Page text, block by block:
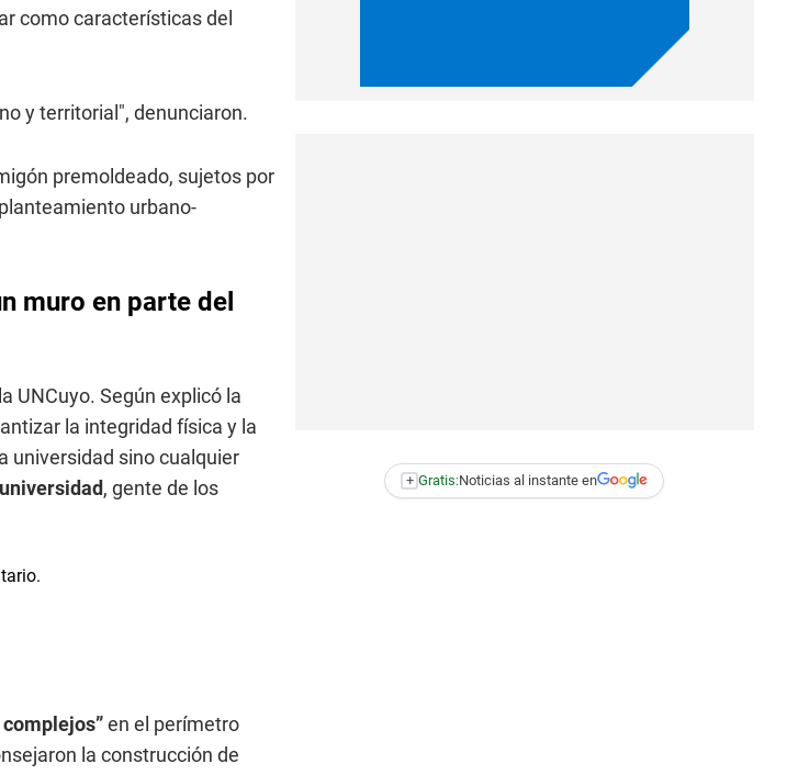
como características del
y territorial", denunciaron.
premoldeado, sujetos por
urbano-
muro en parte del
UNCuyo. Según explicó la
la integridad física y la
universidad sino cualquier
universidad, gente de los
en el perímetro
la construcción de
+ Gratis:Noticias al instante en